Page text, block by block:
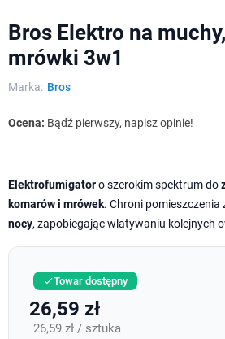
Bros Elektro na
mrówki 3w1
Marka: Bros
Ocena: Bądź pierwszy, napisz opinie!
Elektrofumigatoro szerokim spektrum do
komarów i mrówek. Chroni pomieszczenia
nocy, zapobiegając wlatywaniu kolejnych
Towar dostępny
26,59 zł
26,59 zł / sztuka